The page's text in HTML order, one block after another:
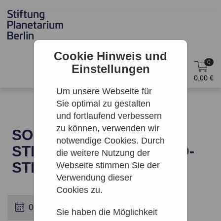
Cookie Hinweis und
Einstellungen
Um unsere Webseite für
Sie optimal zu gestalten
und fortlaufend verbessern
zu können, verwenden wir
notwendige Cookies. Durch
die weitere Nutzung der
Webseite stimmen Sie der
Verwendung dieser
Cookies zu.
Sie haben die Möglichkeit
0
0,00 €
SONNE, MOND UND
STERNE | ARCHENHOLD-
STERNWARTE